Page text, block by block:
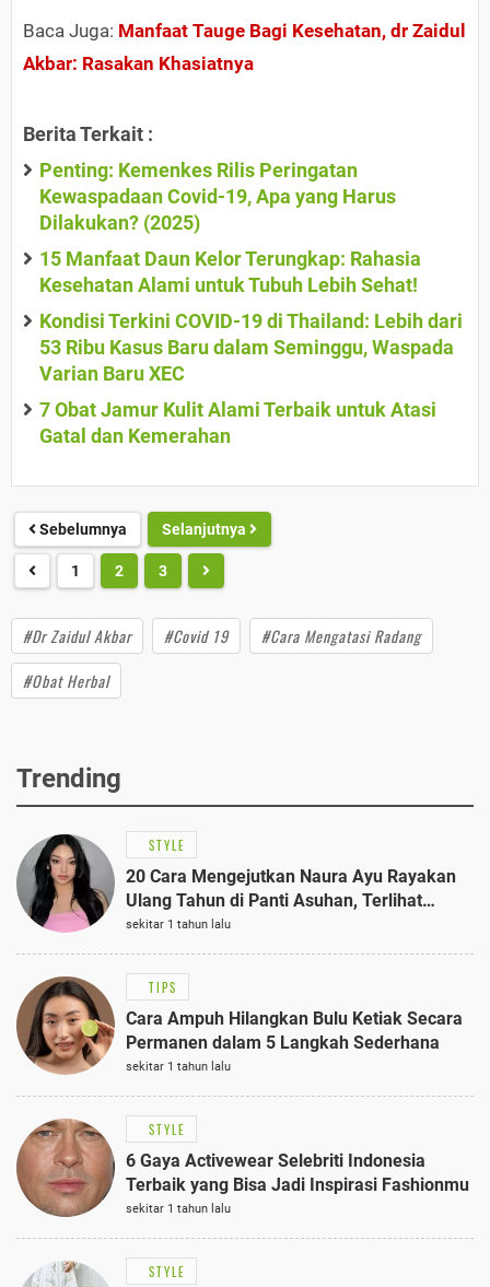
Baca Juga: Manfaat Tauge Bagi Kesehatan, dr Zaidul
Akbar: Rasakan Khasiatnya
Berita Terkait :
Penting: Kemenkes Rilis Peringatan
Kewaspadaan Covid-19, Apa yang Harus
Dilakukan? (2025)
15 Manfaat Daun Kelor Terungkap: Rahasia
Kesehatan Alami untuk Tubuh Lebih Sehat!
Kondisi Terkini COVID-19 di Thailand: Lebih dari
53 Ribu Kasus Baru dalam Seminggu, Waspada
Varian Baru XEC
7 Obat Jamur Kulit Alami Terbaik untuk Atasi
Gatal dan Kemerahan
Sebelumnya Selanjutnya
1 2 3
#Dr Zaidul Akbar #Covid 19
#Cara Mengatasi Radang
#Obat Herbal
Trending
STYLE
20 Cara Mengejutkan Naura Ayu Rayakan
Ulang Tahun di Panti Asuhan, Terlihat
Anggun dengan Kaftan Cokelat
sekitar 1 tahun lalu
TIPS
Cara Ampuh Hilangkan Bulu Ketiak Secara
Permanen dalam 5 Langkah Sederhana
sekitar 1 tahun lalu
STYLE
6 Gaya Activewear Selebriti Indonesia
Terbaik yang Bisa Jadi Inspirasi Fashionmu
sekitar 1 tahun lalu
STYLE